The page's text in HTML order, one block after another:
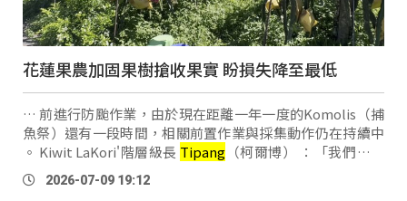
花蓮果農加固果樹搶收果實 盼損失降至最低
… 前進行防颱作業，由於現在距離一年一度的Komolis（捕
魚祭）還有一段時間，相關前置作業與採集動作仍在持續中
。 Kiwit LaKori'階層級長 Tipang （柯爾博） ：「我們有先
把黑網鋪在茅草上面，防止茅草飛起來，然後裡面有再加固
柱子，用繩子先給它綁起來，怕颱風會把它吹 …
2026-07-09 19:12